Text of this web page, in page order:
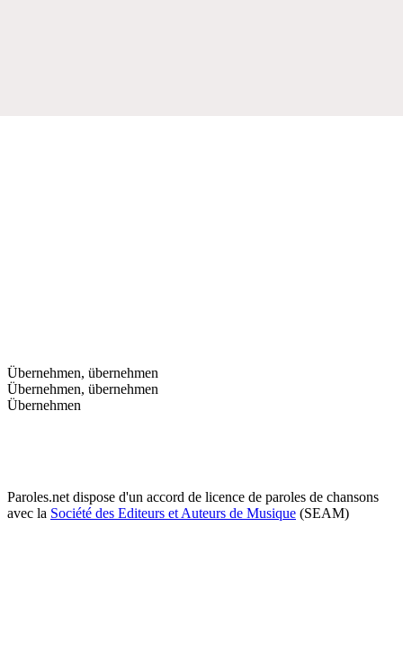
Übernehmen, übernehmen
Übernehmen, übernehmen
Übernehmen
Paroles.net dispose d'un accord de licence de paroles de chansons
avec la Société des Editeurs et Auteurs de Musique (SEAM)